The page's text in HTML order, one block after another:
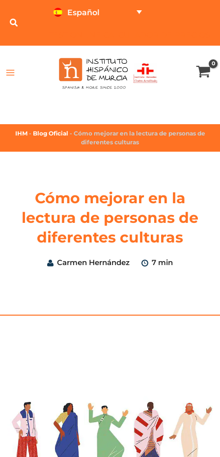
Español
IHM - Blog Oficial - Cómo mejorar en la lectura de personas de
diferentes culturas
Cómo mejorar en la
lectura de personas de
diferentes culturas
Carmen Hernández 7 min